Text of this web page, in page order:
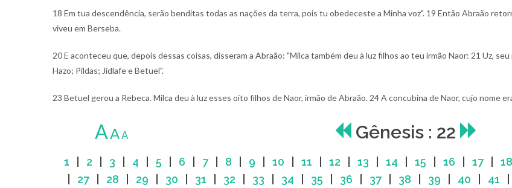
18 Em tua descendência, serão benditas todas as nações da terra, pois tu obedeceste a Minha voz". 19 Então Abraão
viveu em Berseba.
20 E aconteceu que, depois dessas coisas, disseram a Abraão: "Milca também deu à luz filhos ao teu irmão Naor: 21 Uz,
Hazo; Pildas; Jidlafe e Betuel".
23 Betuel gerou a Rebeca. Milca deu à luz esses oito filhos de Naor, irmão de Abraão. 24 A concubina de Naor, cujo nome
AAA Gênesis : 22
1 2 3 4 5 6 7| 8 9 10 11 12 13 14 15 16 17| 18
27| 28 29 30 31 32 33 34 35 36 37| 38 39 40 41